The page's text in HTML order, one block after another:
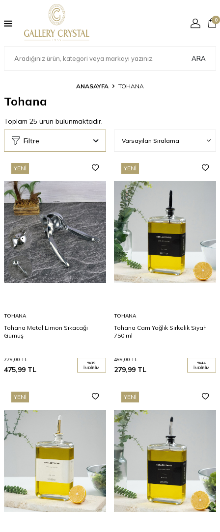
ARA
0
ANASAYFA TOHANA
Tohana
Toplam 25 ürün bulunmaktadır.
Filtre
YENI
TOHANA
Tohana Metal Limon Sıkacağı
Gümüş
779,00TL
475,99 TL
%39
İNDIRIM
YENI
TOHANA
Tohana Cam Yağlık Sirkelik Siyah
750 ml
499,00TL
279,99 TL
%44
İNDIRIM
YENI YENI